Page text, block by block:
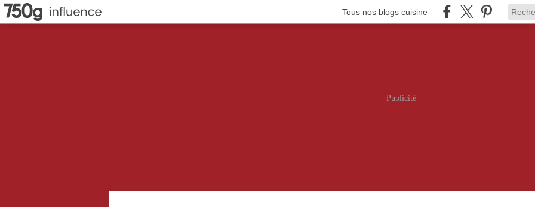
Tous nos blogs cuisine
Publicité